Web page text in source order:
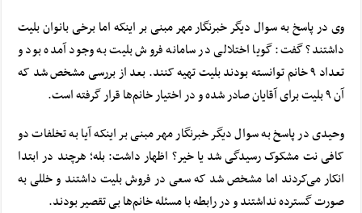
وی در پاسخ به سوال دیگر خبرنگار مهر مبنی بر اینکه اما برخی بانوان بلیت
داشتند؟ گفت: گویا اختلالی در سامانه فروش بلیت به وجود آمده بود و
تعداد ۹ خانم توانسته بودند بلیت تهیه کنند. بعد از بررسی مشخص شد که
آن ۹ بلیت برای آقایان صادر شده و در اختیار خانم‌ها قرار گرفته است.
وحیدی در پاسخ به سوال دیگر خبرنگار مهر مبنی بر اینکه آیا به تخلفات دو
کافی نت مشکوک رسیدگی شد یا خیر؟ اظهار داشت: بله؛ هرچند در ابتدا
انکار می‌کردند اما مشخص شد که سعی در فروش بلیت داشتند و خللی به
صورت گسترده نداشتند و در رابطه با مسئله خانم‌ها بی تقصیر بودند.